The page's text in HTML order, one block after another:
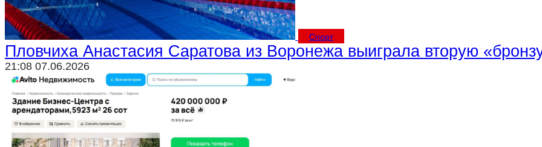
Спорт
Пловчиха Анастасия Саратова из Воронежа выиграла вторую
21:08 07.06.2026